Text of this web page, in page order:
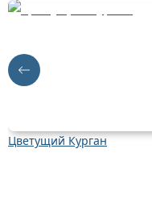
Цветущий Курган